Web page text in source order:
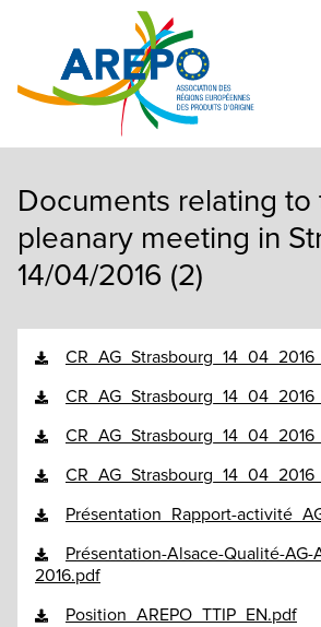
Documents relating to
pleanary meeting in
14/04/2016 (2)
Présentation_Rapport-
Présentation-Alsace-Qualité-AG-
2016.pdf
Position_AREPO_TTIP_EN.pdf